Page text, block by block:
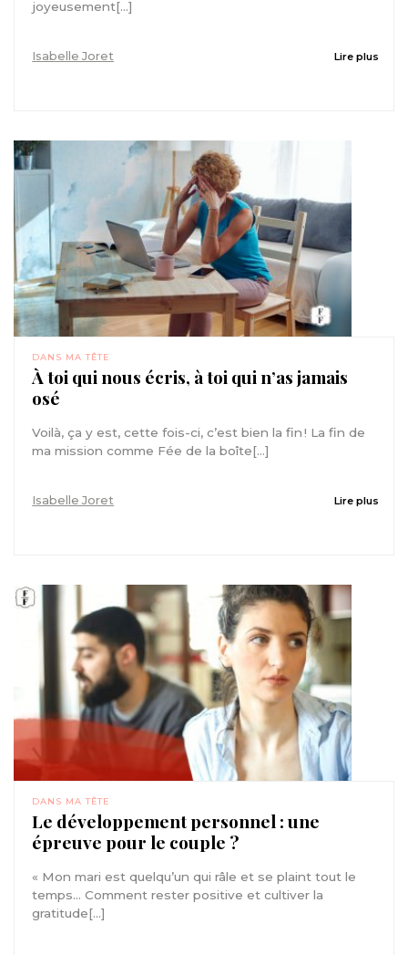
joyeusement[...]
Isabelle Joret Lire plus
DANS MA TÊTE
À toi qui nous écris, à toi qui n’as jamais
osé
Voilà, ça y est, cette fois-ci, c’est bien la fin ! La fin de
ma mission comme Fée de la boîte[...]
Isabelle Joret Lire plus
DANS MA TÊTE
Le développement personnel : une
épreuve pour le couple ?
« Mon mari est quelqu’un qui râle et se plaint tout le
temps… Comment rester positive et cultiver la
gratitude[...]